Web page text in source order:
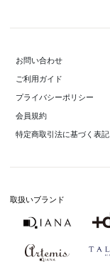
お問い合わせ
ご利用ガイド
プライバシーポリシー
会員規約
特定商取引法に基づく表記
取扱いブランド